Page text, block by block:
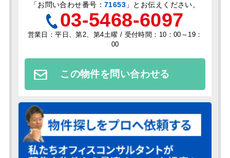
「お問い合わせ番号： 71653 」とお伝えください。
03-5468-6097
営業日：平日、第2、第4土曜 / 受付時間：10：00～19：
00
この物件を問い合わせる